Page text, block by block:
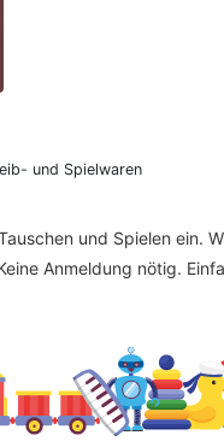
und Spielwaren
und Spielen ein.
Anmeldung nötig.